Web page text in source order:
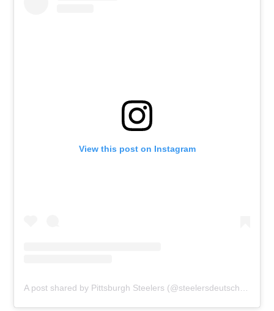
View this post on Instagram